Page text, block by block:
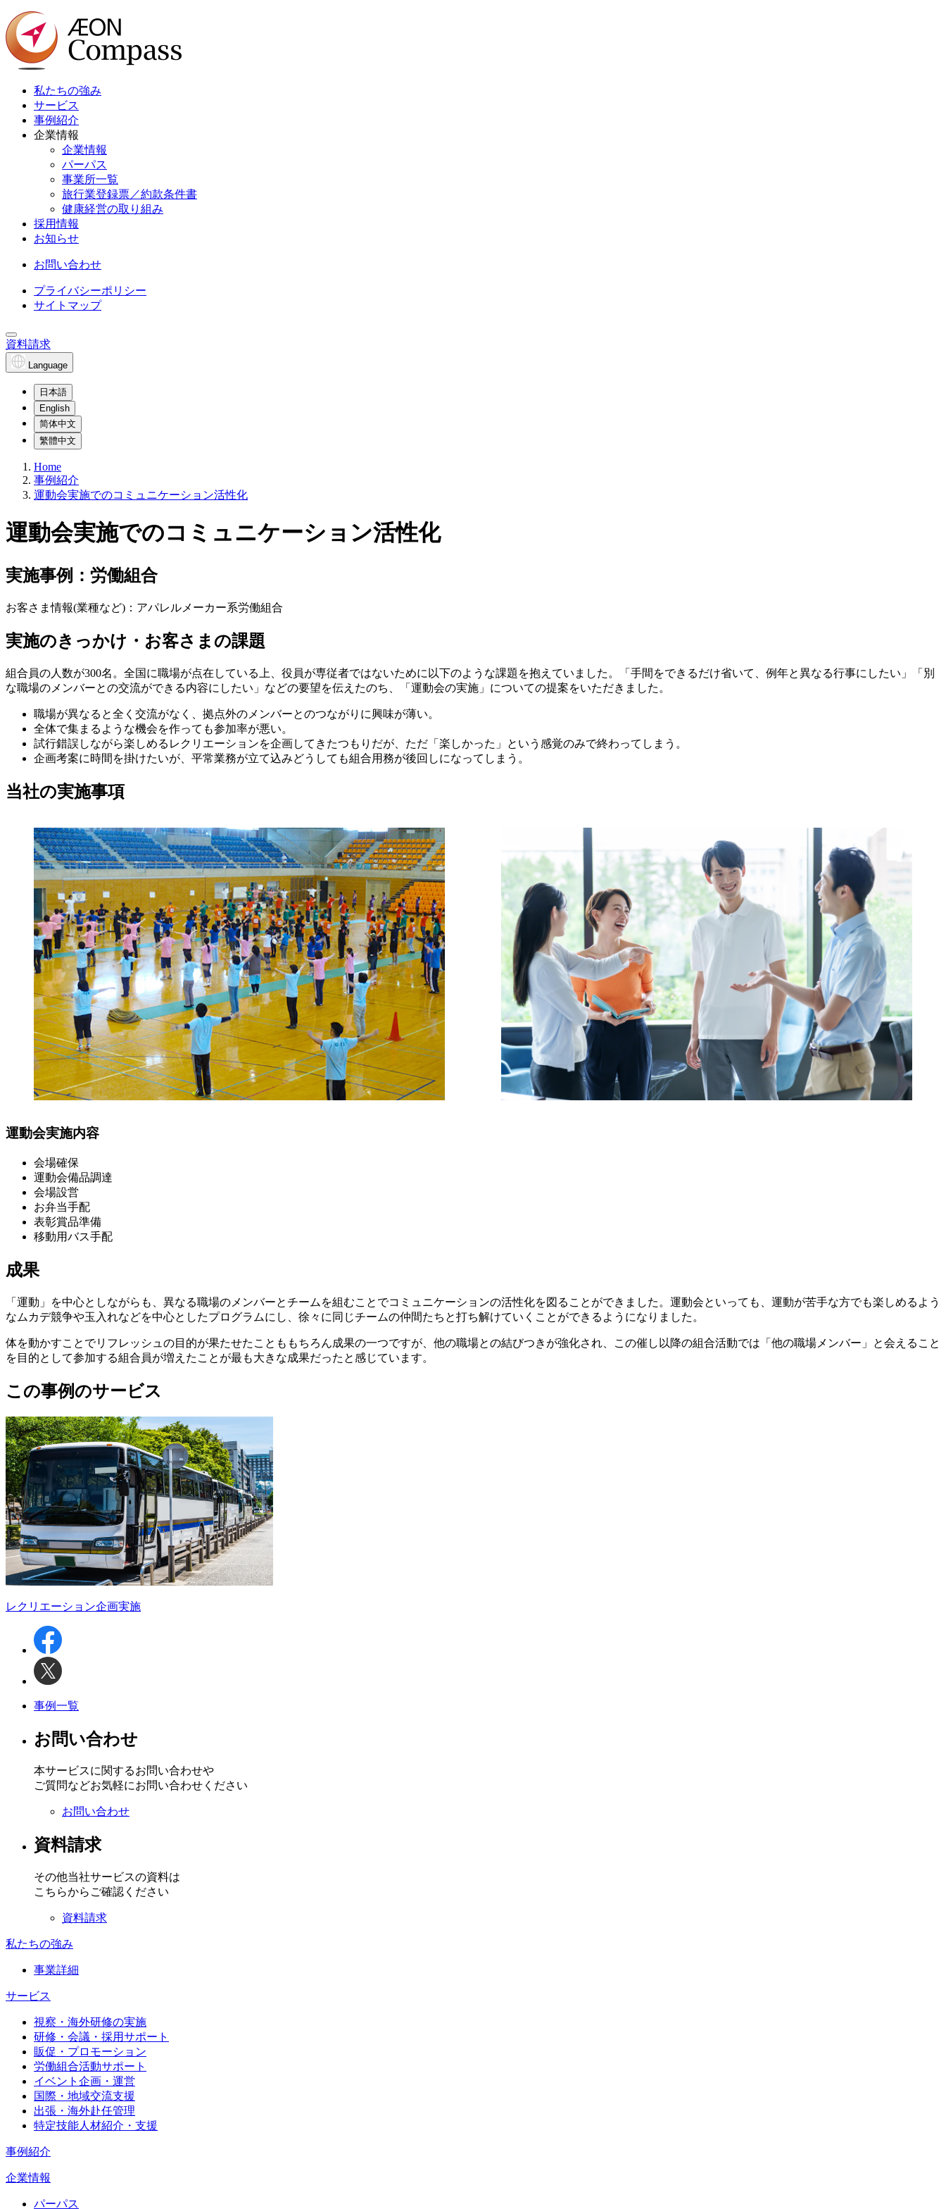
私たちの強み
サービス
事例紹介
企業情報
企業情報
パーパス
事業所一覧
旅行業登録票／約款条件書
健康経営の取り組み
採用情報
お知らせ
お問い合わせ
プライバシーポリシー
サイトマップ
資料請求
Language
日本語
English
简体中文
繁體中文
Home
事例紹介
運動会実施でのコミュニケーション活性化
運動会実施でのコミュニケーション活性化
実施事例：労働組合
お客さま情報(業種など)：アパレルメーカー系労働組合
実施のきっかけ・お客さまの課題
組合員の人数が300名。全国に職場が点在している上、役員が専従者ではないために以下のような課題を抱えていました。「手間をできるだけ省いて、例年と異なる行事にしたい」「別
な職場のメンバーとの交流ができる内容にしたい」などの要望を伝えたのち、「運動会の実施」についての提案をいただきました。
職場が異なると全く交流がなく、拠点外のメンバーとのつながりに興味が薄い。
全体で集まるような機会を作っても参加率が悪い。
試行錯誤しながら楽しめるレクリエーションを企画してきたつもりだが、ただ「楽しかった」という感覚のみで終わってしまう。
企画考案に時間を掛けたいが、平常業務が立て込みどうしても組合用務が後回しになってしまう。
当社の実施事項
運動会実施内容
会場確保
運動会備品調達
会場設営
お弁当手配
表彰賞品準備
移動用バス手配
成果
「運動」を中心としながらも、異なる職場のメンバーとチームを組むことでコミュニケーションの活性化を図ることができました。運動会といっても、運動が苦手な方でも楽しめるよう
なムカデ競争や玉入れなどを中心としたプログラムにし、徐々に同じチームの仲間たちと打ち解けていくことができるようになりました。
体を動かすことでリフレッシュの目的が果たせたことももちろん成果の一つですが、他の職場との結びつきが強化され、この催し以降の組合活動では「他の職場メンバー」と会えること
を目的として参加する組合員が増えたことが最も大きな成果だったと感じています。
この事例のサービス
レクリエーション企画実施
事例一覧
お問い合わせ
本サービスに関するお問い合わせや
ご質問などお気軽にお問い合わせください
お問い合わせ
資料請求
その他当社サービスの資料は
こちらからご確認ください
資料請求
私たちの強み
事業詳細
サービス
視察・海外研修の実施
研修・会議・採用サポート
販促・プロモーション
労働組合活動サポート
イベント企画・運営
国際・地域交流支援
出張・海外赴任管理
特定技能人材紹介・支援
事例紹介
企業情報
パーパス